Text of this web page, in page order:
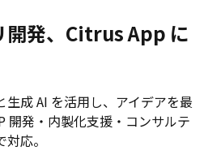
開発、Citrus App に
生成 AI を活用し、アイデアを最
開発・内製化支援・コンサルテ
応。